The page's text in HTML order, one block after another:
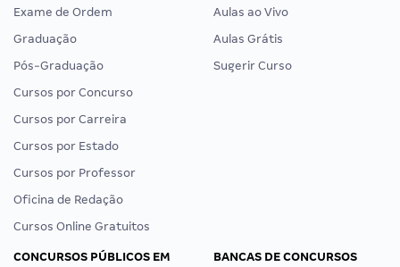
Exame de Ordem
Graduação
Pós-Graduação
Cursos por Concurso
Cursos por Carreira
Cursos por Estado
Cursos por Professor
Oficina de Redação
Cursos Online Gratuitos
Aulas ao Vivo
Aulas Grátis
Sugerir Curso
CONCURSOS PÚBLICOS EM
BANCAS DE CONCURSOS